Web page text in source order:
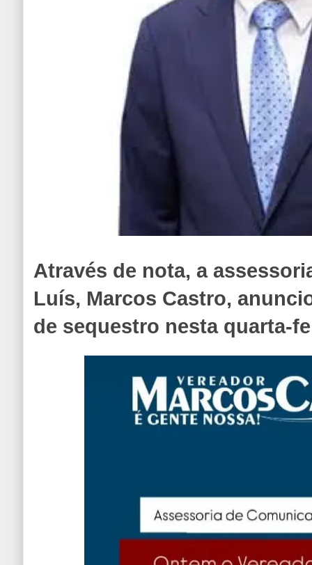
Através de nota, a
Luís, Marcos Castro,
de sequestro nesta quarta-